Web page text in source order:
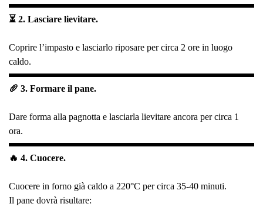
⏳ 2. Lasciare lievitare.
Coprire l’impasto e lasciarlo riposare per circa 2 ore in luogo
caldo.
🥖 3. Formare il pane.
Dare forma alla pagnotta e lasciarla lievitare ancora per circa 1
ora.
🔥 4. Cuocere.
Cuocere in forno già caldo a 220°C per circa 35-40 minuti.
Il pane dovrà risultare: